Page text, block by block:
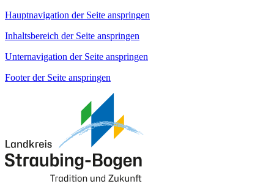
Hauptnavigation der Seite anspringen
Inhaltsbereich der Seite anspringen
Unternavigation der Seite anspringen
Footer der Seite anspringen